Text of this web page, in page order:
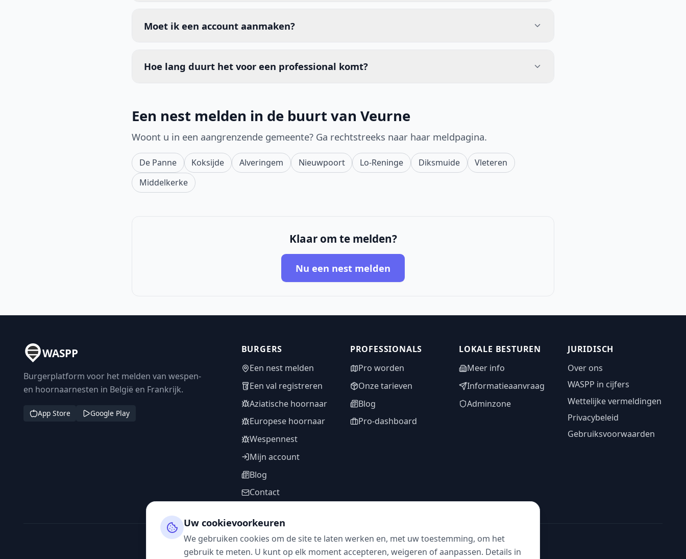
Moet ik een account aanmaken?
Hoe lang duurt het voor een professional komt?
Een nest melden in de buurt van Veurne
Woont u in een aangrenzende gemeente? Ga rechtstreeks naar haar meldpagina.
De Panne Koksijde Alveringem Nieuwpoort Lo-Reninge Diksmuide
Vleteren
Middelkerke
Klaar om te melden?
Nu een nest melden
WASPP
Burgerplatform voor het melden van wespen-
en hoornaarnesten in België en Frankrijk.
App Store Google Play
BURGERS
Een nest melden
Een val registreren
Aziatische hoornaar
Europese hoornaar
Wespennest
Mijn account
Blog
Contact
PROFESSIONALS
Pro worden
Onze tarieven
Blog
Pro-dashboard
LOKALE BESTUREN
Meer info
Informatieaanvraag
Adminzone
JURIDISCH
Over ons
WASPP in cijfers
Wettelijke vermeldingen
Privacybeleid
Gebruiksvoorwaarden
VOLG ONS
Uw cookievoorkeuren
We gebruiken cookies om de site te laten werken en, met uw toestemming, om het
gebruik te meten. U kunt op elk moment accepteren, weigeren of aanpassen. Details in